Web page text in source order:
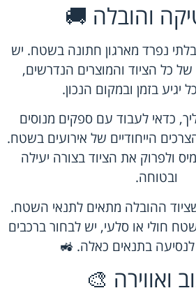
והובלה 🚚
נפרד מארגון חתונה בשטח. יש
כל הציוד והמוצרים הנדרשים,
יגיע בזמן ובמקום הנכון.
כדאי לעבוד עם ספקים מנוסים
הייחודיים של אירועים בשטח.
ולפרוק את הציוד בצורה יעילה
ובטוחה.
ההובלה מתאים לתנאי השטח.
חולי או סלעי, יש לבחור ברכבים
בתנאים כאלה. 🚜
ואווירה 🎨